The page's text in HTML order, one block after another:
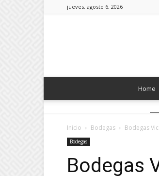
jueves, agosto 6, 2026
Home
Inicio Bodegas Bodegas
Bodegas
Bodegas